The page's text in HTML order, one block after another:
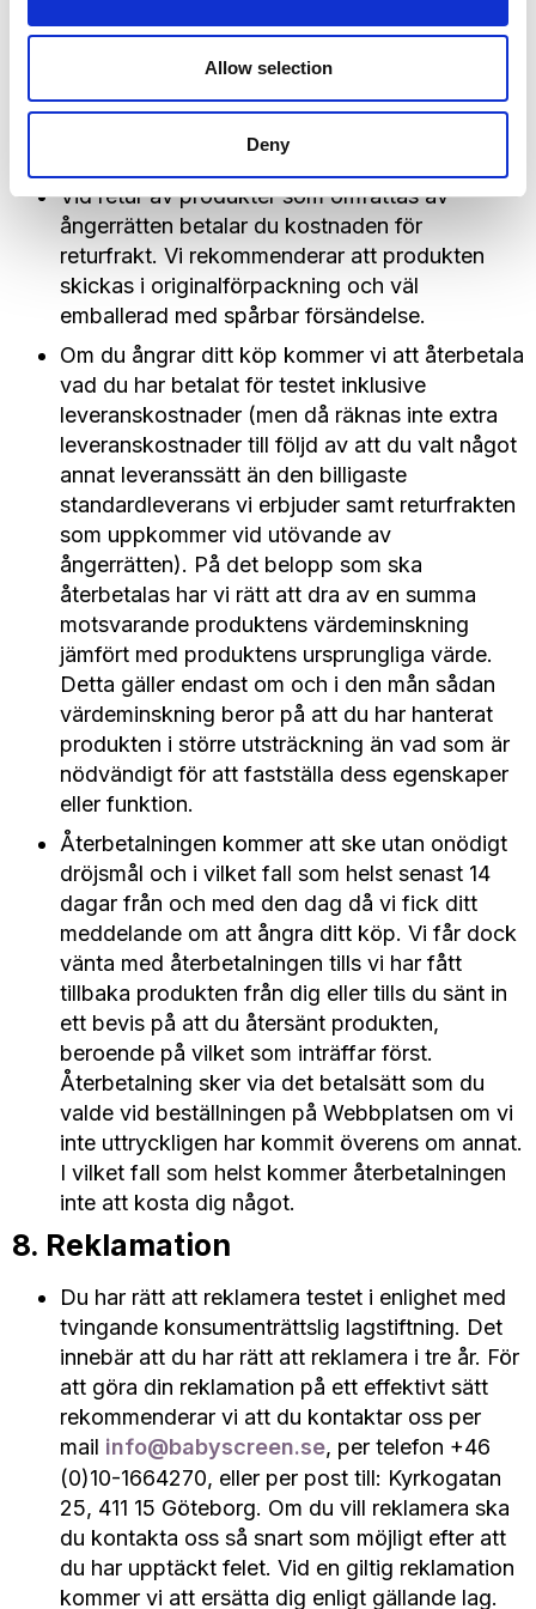
Allow selection
Deny
Vid utövande av ångerrätt ska du skicka
tillbaka produkten till oss utan onödigt
dröjsmål och i vart fall senast 14 dagar efter
Vid retur av produkter som omfattas av
ångerrätten betalar du kostnaden för
returfrakt. Vi rekommenderar att produkten
skickas i originalförpackning och väl
emballerad med spårbar försändelse.
Om du ångrar ditt köp kommer vi att återbetala
vad du har betalat för testet inklusive
leveranskostnader (men då räknas inte extra
leveranskostnader till följd av att du valt något
annat leveranssätt än den billigaste
standardleverans vi erbjuder samt returfrakten
som uppkommer vid utövande av
ångerrätten). På det belopp som ska
återbetalas har vi rätt att dra av en summa
motsvarande produktens värdeminskning
jämfört med produktens ursprungliga värde.
Detta gäller endast om och i den mån sådan
värdeminskning beror på att du har hanterat
produkten i större utsträckning än vad som är
nödvändigt för att fastställa dess egenskaper
eller funktion.
Återbetalningen kommer att ske utan onödigt
dröjsmål och i vilket fall som helst senast 14
dagar från och med den dag då vi fick ditt
meddelande om att ångra ditt köp. Vi får dock
vänta med återbetalningen tills vi har fått
tillbaka produkten från dig eller tills du sänt in
ett bevis på att du återsänt produkten,
beroende på vilket som inträffar först.
Återbetalning sker via det betalsätt som du
valde vid beställningen på Webbplatsen om vi
inte uttryckligen har kommit överens om annat.
I vilket fall som helst kommer återbetalningen
inte att kosta dig något.
8. Reklamation
Du har rätt att reklamera testet i enlighet med
tvingande konsumenträttslig lagstiftning. Det
innebär att du har rätt att reklamera i tre år. För
att göra din reklamation på ett effektivt sätt
rekommenderar vi att du kontaktar oss per
mail info@babyscreen.se, per telefon +46
(0)10-1664270, eller per post till: Kyrkogatan
25, 411 15 Göteborg. Om du vill reklamera ska
du kontakta oss så snart som möjligt efter att
du har upptäckt felet. Vid en giltig reklamation
kommer vi att ersätta dig enligt gällande lag.